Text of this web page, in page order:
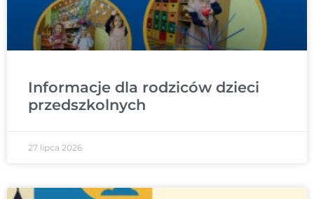
Informacje dla rodziców dzieci
przedszkolnych
27 lipca 2026